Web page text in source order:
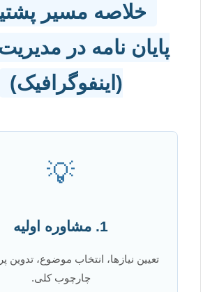
خلاصه مسیر
پایان نامه در
(اینفوگرافیک)
💡
1. مشاوره اولیه
تعیین نیازها، انتخاب موضوع، تدوین
چارچوب کلی.